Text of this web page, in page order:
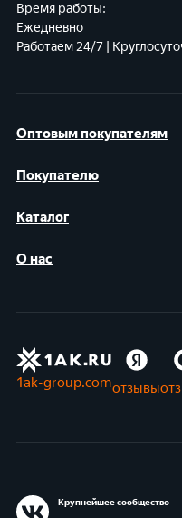
Оптовым покупателям
Покупателю
Каталог
О нас
Время работы:
Ежедневно
Работаем 24/7 |
1ak-group.comотзывы
Крупнейшее сообщество